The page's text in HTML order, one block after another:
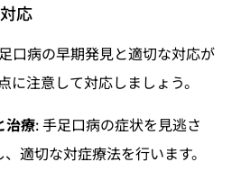
応
口病の早期発見と適切な対応が
に注意して対応しましょう。
治療: 手足口病の症状を見逃さ
適切な対症療法を行います。